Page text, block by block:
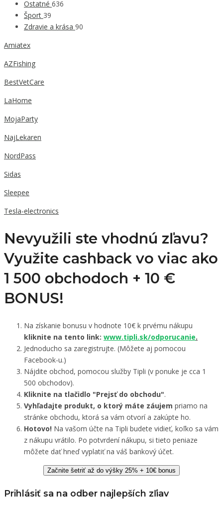
Ostatné 636
Šport 39
Zdravie a krása 90
Amiatex
AZFishing
BestVetCare
LaHome
MojaParty
NajLekaren
NordPass
Sidas
Sleepee
Tesla-electronics
Nevyužili ste vhodnú zľavu?
Využite cashback vo viac ako
1 500 obchodoch + 10 €
BONUS!
Na získanie bonusu v hodnote 10€ k prvému nákupu
kliknite na tento link: www.tipli.sk/odporucanie.
Jednoducho sa zaregistrujte. (Môžete aj pomocou
Facebook-u.)
Nájdite obchod, pomocou služby Tipli (v ponuke je cca 1
500 obchodov).
Kliknite na tlačidlo "Prejsť do obchodu".
Vyhľadajte produkt, o ktorý máte záujem priamo na
stránke obchodu, ktorá sa vám otvorí a zakúpte ho.
Hotovo! Na vašom účte na Tipli budete vidieť, koľko sa vám
z nákupu vrátilo. Po potvrdení nákupu, si tieto peniaze
môžete dať hneď vyplatiť na váš bankový účet.
Začnite šetriť až do výšky 25% + 10€ bonus
Prihlásiť sa na odber najlepších zľiav